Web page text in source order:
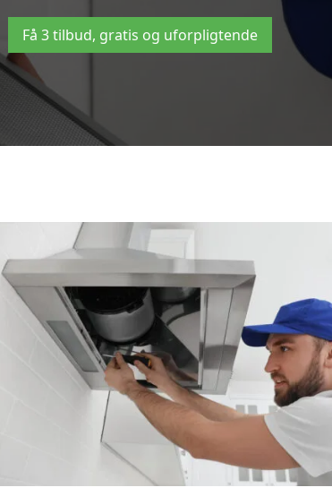
Få 3 tilbud, gratis og uforpligtende